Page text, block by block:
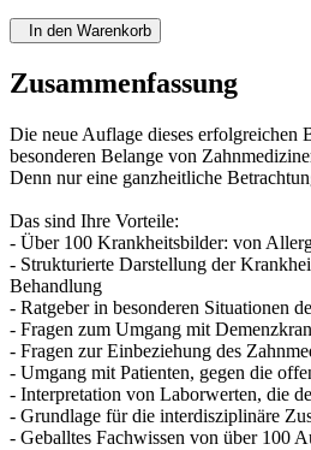
In den Warenkorb
Zusammenfassung
Die neue Auflage dieses erfolgreichen
besonderen Belange von
Denn nur eine ganzheitliche
Das sind Ihre Vorteile:
- Über 100 Krankheitsbilder: von
- Strukturierte Darstellung der
Behandlung
- Ratgeber in besonderen Situationen
- Fragen zum Umgang mit
- Fragen zur Einbeziehung des
- Umgang mit Patienten, gegen die
- Interpretation von Laborwerten, die
- Grundlage für die interdisziplinäre
- Geballtes Fachwissen von über 100